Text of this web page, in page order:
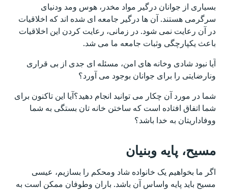
بسیاری از جوانان درگیر مواد مخدر، هوس ومد ودنیای
سرگرمی هستند. آن ها درگیر جامعه ای شده اند که اخلاقیات
در آن رعایت نمی شود. در زمانی، رعایت کردن این اخلاقیات
باعث یکپارچگی وثبات جامعه ما می شد.
آیا نبود شادی وخانه های امن، مسئله ای جدی از بی قراری
ونارضایتی را برای جوانان بوجود می آورد؟
شما در مورد آن چکار می توانید انجام دهید؟آیا این تاکنون برای
شما اتفاق افتاده است که ساختن خانه تان بستگی به شما
ووفاداریتان به خدا باشد؟
مسیح، پایه وبنیان
اگر ما بخواهیم یک خانواده شاد ومحکم را بسازیم، عیسی
مسیح باید پایه واساس آن باشد. باران وطوفان ممکن است به